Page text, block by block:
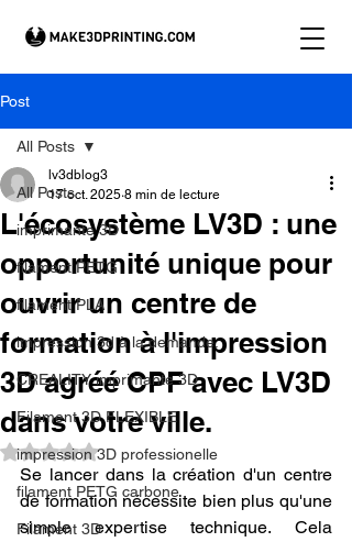
Post
All Posts
imprimante 3D
filament PETG
filament PLA
impression 3d à la demande.
CREALITY imprimante 3D
Filament 3D FLEXIBLE
impression 3D professionelle
filament PETG carbone
Filament 3D
All Posts
L'écosystème LV3D : une
opportunité unique pour
ouvrir un centre de
formation à l'impression
3D agréé CPF avec LV3D
dans votre ville.
lv3dblog3
17 oct. 2025 8 min de lecture
Noté NaN étoiles sur 5.
Se lancer dans la création d'un centre
de formation nécessite bien plus qu'une
simple expertise technique. Cela